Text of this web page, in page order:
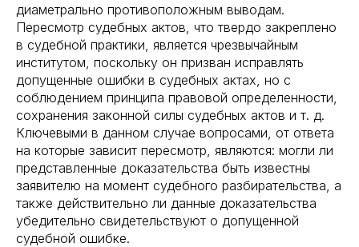
диаметрально противоположным выводам.
Пересмотр судебных актов, что твердо закреплено
в судебной практики, является чрезвычайным
институтом, поскольку он призван исправлять
допущенные ошибки в судебных актах, но с
соблюдением принципа правовой определенности,
сохранения законной силы судебных актов и т. д.
Ключевыми в данном случае вопросами, от ответа
на которые зависит пересмотр, являются: могли ли
представленные доказательства быть известны
заявителю на момент судебного разбирательства, а
также действительно ли данные доказательства
убедительно свидетельствуют о допущенной
судебной ошибке.